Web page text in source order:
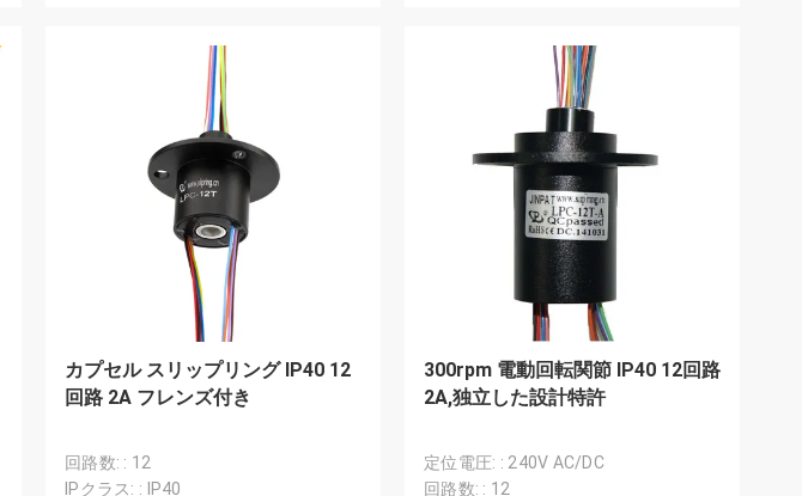
カプセル スリップリング IP40 12
回路 2A フレンズ付き
回路数: : 12
IPクラス: : IP40
300rpm 電動回転関節 IP40 12回路
2A,独立した設計特許
定位電圧: : 240V AC/DC
回路数: : 12